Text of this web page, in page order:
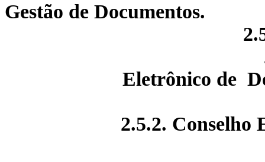
Gestão de Documentos.
2.5.1.2.1
2.5.1.2.2
Eletrônico de
2.5.2. Conselho